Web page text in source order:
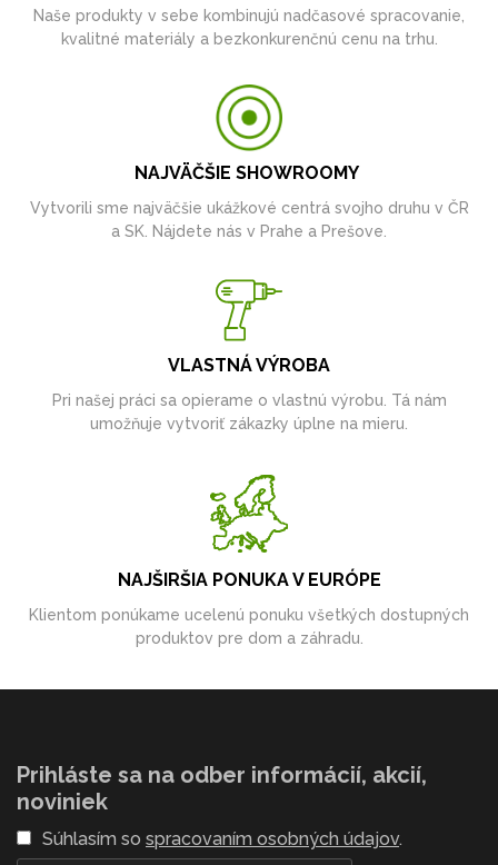
Naše produkty v sebe kombinujú nadčasové spracovanie,
kvalitné materiály a bezkonkurenčnú cenu na trhu.
NAJVÄČŠIE SHOWROOMY
Vytvorili sme najväčšie ukážkové centrá svojho druhu v ČR
a SK. Nájdete nás v Prahe a Prešove.
VLASTNÁ VÝROBA
Pri našej práci sa opierame o vlastnú výrobu. Tá nám
umožňuje vytvoriť zákazky úplne na mieru.
NAJŠIRŠIA PONUKA V EURÓPE
Klientom ponúkame ucelenú ponuku všetkých dostupných
produktov pre dom a záhradu.
Prihláste sa na odber informácií, akcií,
noviniek
Súhlasím so spracovaním osobných údajov.